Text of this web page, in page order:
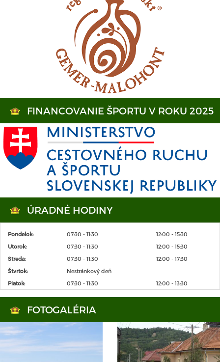
FINANCOVANIE ŠPORTU V ROKU 2025
ÚRADNÉ HODINY
Pondelok: 07:30 - 11:30
12:00 - 15:30
Utorok:
07:30 - 11:30
12:00 - 15:30
Streda:
07:30 - 11:30
12:00 - 17:30
Štvrtok:
Nestránkový deň
Piatok:
07:30 - 11:30 12:00 - 13:30
FOTOGALÉRIA